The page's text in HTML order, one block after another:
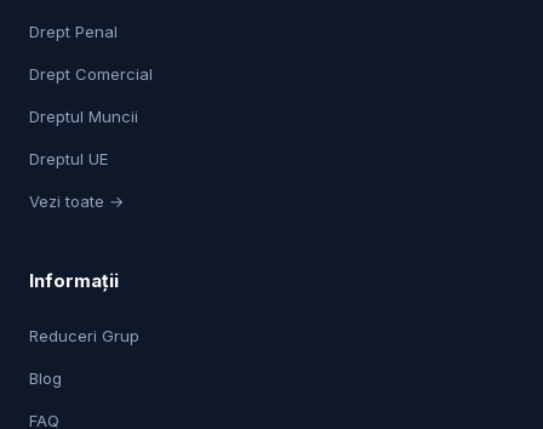
Drept Penal
Drept Comercial
Dreptul Muncii
Dreptul UE
Vezi toate →
Informații
Reduceri Grup
Blog
FAQ